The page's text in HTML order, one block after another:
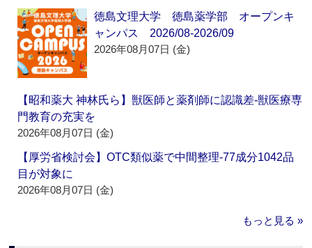
徳島文理大学 徳島薬学部 オープンキ
ャンパス 2026/08-2026/09
2026年08月07日 (金)
【昭和薬大 神林氏ら】獣医師と薬剤師に認識差‐獣医療専
門教育の充実を
2026年08月07日 (金)
【厚労省検討会】OTC類似薬で中間整理‐77成分1042品
目が対象に
2026年08月07日 (金)
もっと見る »